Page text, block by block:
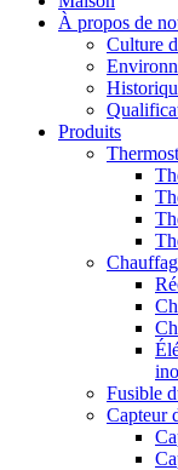
À propos de
Culture
Produits
Fusible
Capteur